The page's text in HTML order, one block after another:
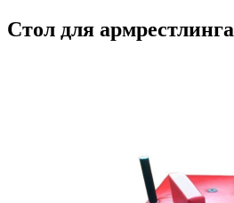
Стол для армрестлинга